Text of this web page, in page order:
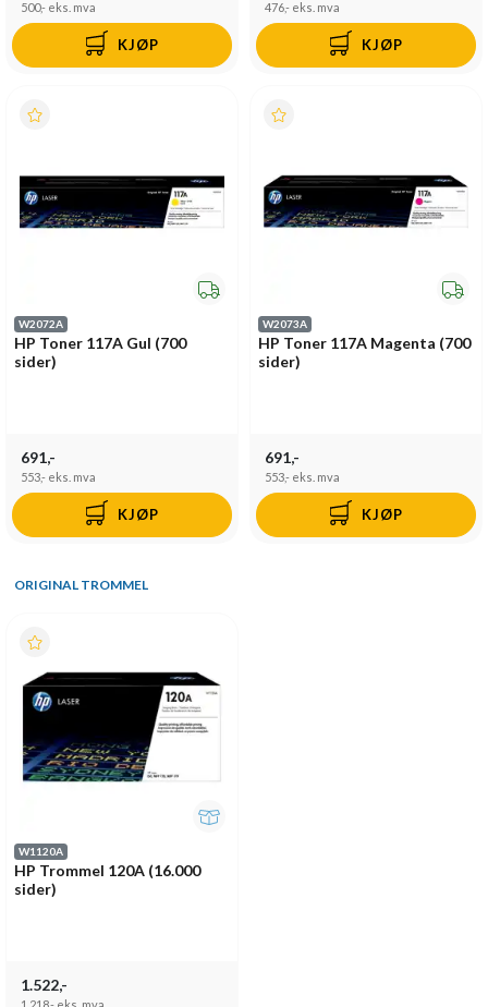
500,- eks. mva
KJØP
476,- eks. mva
KJØP
W2072A
HP Toner 117A Gul (700
sider)
691,-
553,- eks. mva
KJØP
W2073A
HP Toner 117A Magenta (700
sider)
691,-
553,- eks. mva
KJØP
ORIGINAL TROMMEL
W1120A
HP Trommel 120A (16.000
sider)
1.522,-